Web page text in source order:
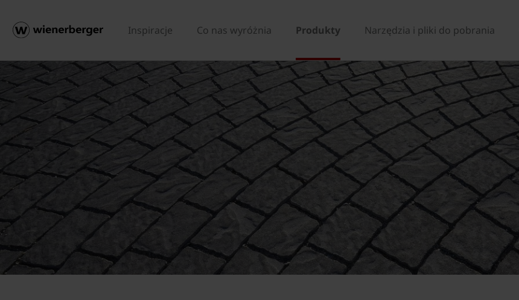
Inspiracje Co nas wyróżnia Produkty Narzędzia i pliki do pobrania